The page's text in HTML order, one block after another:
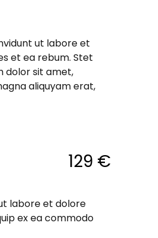
ut labore et
et ea rebum. Stet
dolor sit amet,
aliquyam erat,
129 €
labore et dolore
ex ea commodo